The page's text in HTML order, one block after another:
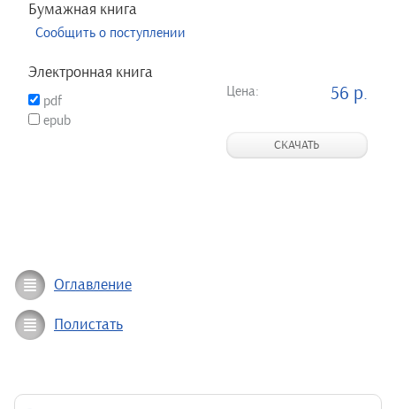
Бумажная книга
Сообщить о поступлении
Электронная книга
pdf
epub
Цена: 56 р.
СКАЧАТЬ
Оглавление
Полистать